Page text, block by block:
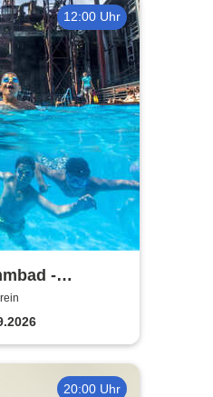
12:00 Uhr
-
Kokerei
20:00 Uhr